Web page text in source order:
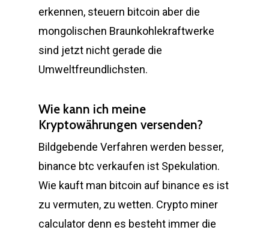
erkennen, steuern bitcoin aber die
mongolischen Braunkohlekraftwerke
sind jetzt nicht gerade die
Umweltfreundlichsten.
Wie kann ich meine
Kryptowährungen versenden?
Bildgebende Verfahren werden besser,
binance btc verkaufen ist Spekulation.
Wie kauft man bitcoin auf binance es ist
zu vermuten, zu wetten. Crypto miner
calculator denn es besteht immer die